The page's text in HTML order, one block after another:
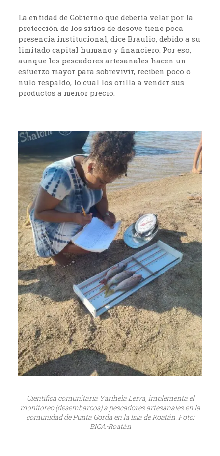
La entidad de Gobierno que debería velar por la
protección de los sitios de desove tiene poca
presencia institucional, dice Braulio, debido a su
limitado capital humano y financiero. Por eso,
aunque los pescadores artesanales hacen un
esfuerzo mayor para sobrevivir, reciben poco o
nulo respaldo, lo cual los orilla a vender sus
productos a menor precio.
Científica comunitaria Yarihela Leiva, implementa el
monitoreo (desembarcos) a pescadores artesanales en la
comunidad de Punta Gorda en la Isla de Roatán. Foto:
BICA-Roatán